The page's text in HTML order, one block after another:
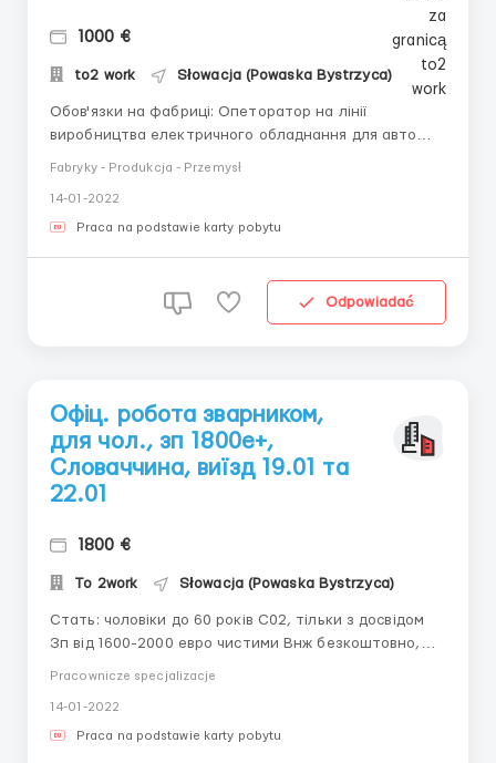
1000 €
to2 work Słowacja (Powaska Bystrzyca)
Обов'язки на фабриці: Опеторатор на лінії
виробництва електричного обладнання для авто
Кількість робочих годин: залежно від зміни 8-12
годин. Житло: безкоштовне, оплата лише за...
Fabryky - Produkcja - Przemysł
14-01-2022
Praca na podstawie karty pobytu
Odpowiadać
Офіц. робота зварником,
для чол., зп 1800е+,
Словаччина, виїзд 19.01 та
22.01
1800 €
To 2work Słowacja (Powaska Bystrzyca)
Стать: чоловіки до 60 років С02, тільки з досвідом
Зп від 1600-2000 евро чистими Внж безкоштовно,
вул.Городоцька, 172, офіс 313 ...
Pracownicze specjalizacje
14-01-2022
Praca na podstawie karty pobytu